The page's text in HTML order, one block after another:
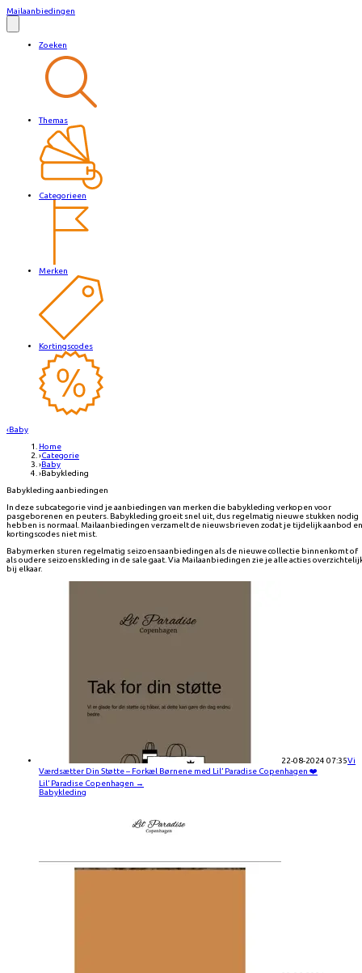
Mailaanbiedingen
Zoeken
Themas
Categorieen
Merken
Kortingscodes
‹Baby
Home
›Categorie
›Baby
›Babykleding
Babykleding aanbiedingen
In deze subcategorie vind je aanbiedingen van merken die babykleding verkopen voor
pasgeborenen en peuters. Babykleding groeit snel uit, dus regelmatig nieuwe stukken nodig
hebben is normaal. Mailaanbiedingen verzamelt de nieuwsbrieven zodat je tijdelijk aanbod en
kortingscodes niet mist.
Babymerken sturen regelmatig seizoensaanbiedingen als de nieuwe collectie binnenkomt of
als oudere seizoenskleding in de sale gaat. Via Mailaanbiedingen zie je alle acties
bij elkaar.
22-08-2024 07:35Vi
Værdsætter Din Støtte – Forkæl Børnene med Lil’ Paradise Copenhagen ❤️
Lil’ Paradise Copenhagen →
Babykleding